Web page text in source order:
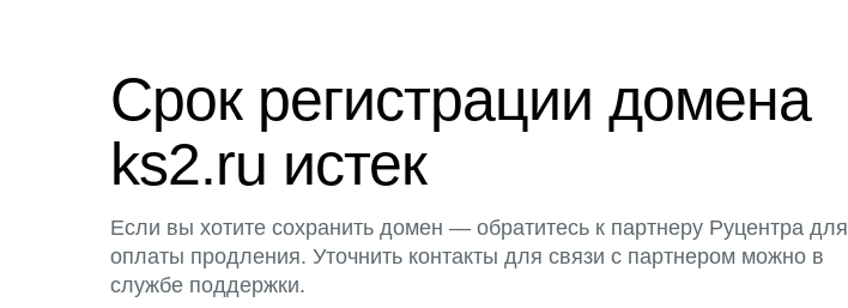
Срок регистрации домена
ks2.ru истек
Если вы хотите сохранить домен — обратитесь к партнеру Руцентра для
оплаты продления. Уточнить контакты для связи с партнером можно в
службе поддержки.